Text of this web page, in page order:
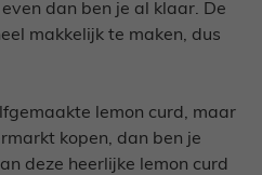
dan ben je al klaar. De
makkelijk te maken, dus
lemon curd, maar
kopen, dan ben je
deze heerlijke lemon curd